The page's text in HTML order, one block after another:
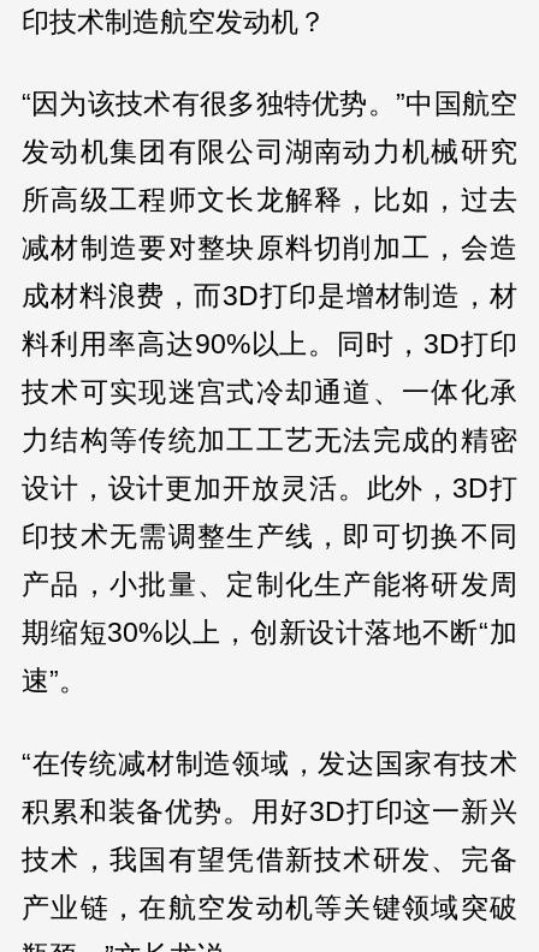
印技术制造航空发动机？
“因为该技术有很多独特优势。”中国航空
发动机集团有限公司湖南动力机械研究
所高级工程师文长龙解释，比如，过去
减材制造要对整块原料切削加工，会造
成材料浪费，而3D打印是增材制造，材
料利用率高达90%以上。同时，3D打印
技术可实现迷宫式冷却通道、一体化承
力结构等传统加工工艺无法完成的精密
设计，设计更加开放灵活。此外，3D打
印技术无需调整生产线，即可切换不同
产品，小批量、定制化生产能将研发周
期缩短30%以上，创新设计落地不断“加
速”。
“在传统减材制造领域，发达国家有技术
积累和装备优势。用好3D打印这一新兴
技术，我国有望凭借新技术研发、完备
产业链，在航空发动机等关键领域突破